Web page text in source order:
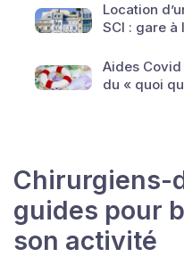
Location
SCI : gare à
Aides
du « quoi
Chirurgiens-
guides pour
son activité